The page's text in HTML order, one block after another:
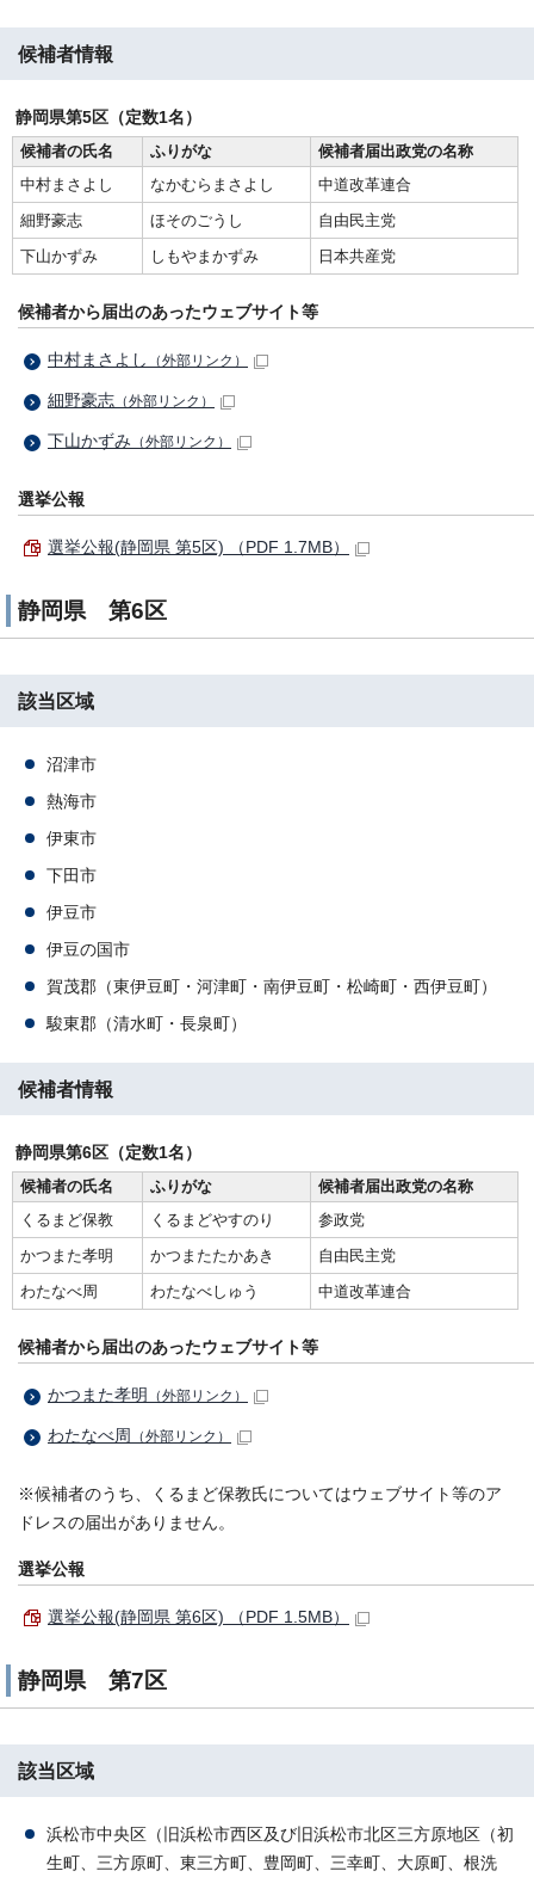
候補者情報
静岡県第5区（定数1名）
候補者の氏名
ふりがな
候補者届出政党の名称
中村まさよし
なかむらまさよし
中道改革連合
細野豪志
ほそのごうし
自由民主党
下山かずみ
しもやまかずみ 日本共産党
候補者から届出のあったウェブサイト等
中村まさよし （外部リンク）
細野豪志 （外部リンク）
下山かずみ （外部リンク）
選挙公報
選挙公報(静岡県 第5区) （PDF 1.7MB）
静岡県 第6区
該当区域
沼津市
熱海市
伊東市
下田市
伊豆市
伊豆の国市
賀茂郡（東伊豆町・河津町・南伊豆町・松崎町・西伊豆町）
駿東郡（清水町・長泉町）
候補者情報
静岡県第6区（定数1名）
候補者の氏名
ふりがな
候補者届出政党の名称
くるまど保教
くるまどやすのり
参政党
かつまた孝明
かつまたたかあき
自由民主党
わたなべ周
わたなべしゅう 中道改革連合
候補者から届出のあったウェブサイト等
かつまた孝明 （外部リンク）
わたなべ周 （外部リンク）
※候補者のうち、くるまど保教氏についてはウェブサイト等のア
ドレスの届出がありません。
選挙公報
選挙公報(静岡県 第6区) （PDF 1.5MB）
静岡県 第7区
該当区域
浜松市中央区（旧浜松市西区及び旧浜松市北区三方原地区（初
生町、三方原町、東三方町、豊岡町、三幸町、大原町、根洗